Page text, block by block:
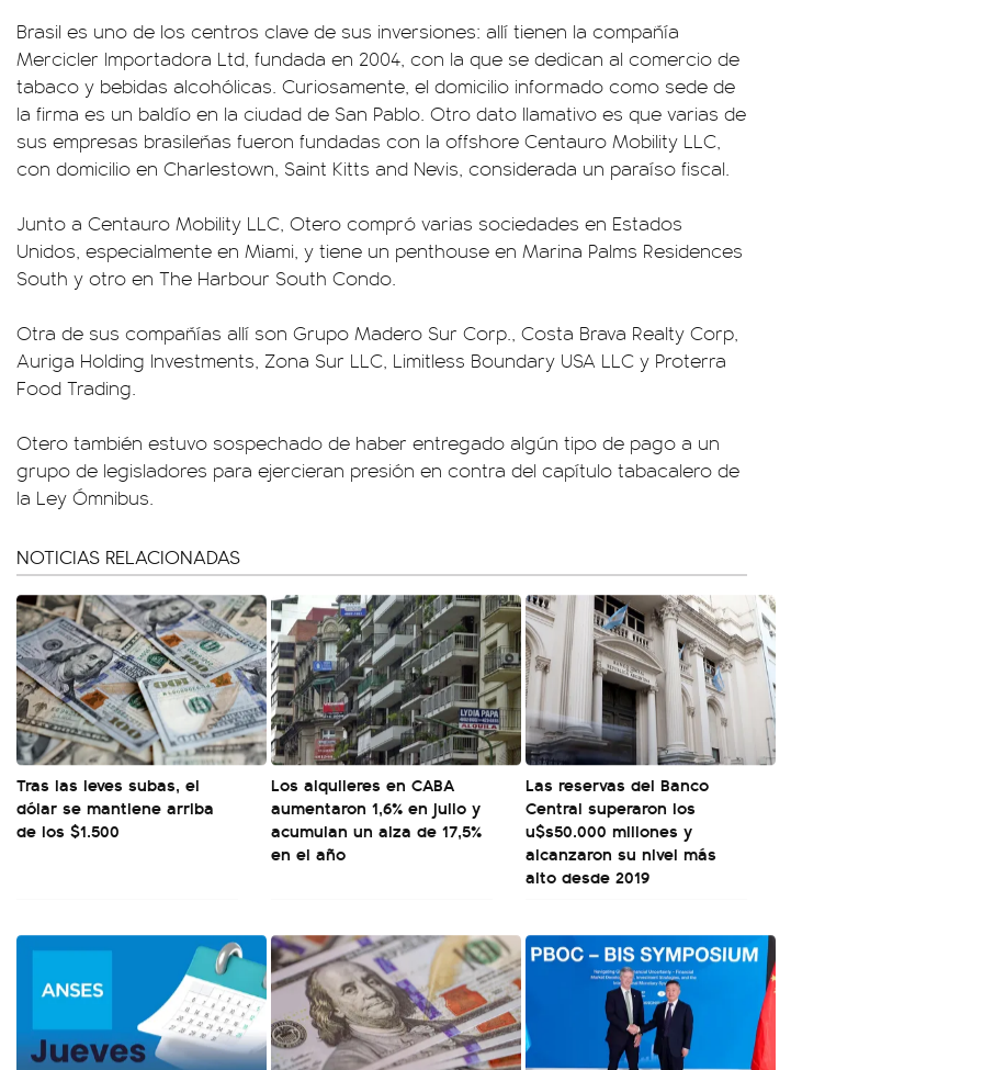
Brasil es uno de los centros clave de sus inversiones: allí tienen la compañía
Mercicler Importadora Ltd, fundada en 2004, con la que se dedican al comercio de
tabaco y bebidas alcohólicas. Curiosamente, el domicilio informado como sede de
la firma es un baldío en la ciudad de San Pablo. Otro dato llamativo es que varias de
sus empresas brasileñas fueron fundadas con la offshore Centauro Mobility LLC,
con domicilio en Charlestown, Saint Kitts and Nevis, considerada un paraíso fiscal.
Junto a Centauro Mobility LLC, Otero compró varias sociedades en Estados
Unidos, especialmente en Miami, y tiene un penthouse en Marina Palms Residences
South y otro en The Harbour South Condo.
Otra de sus compañías allí son Grupo Madero Sur Corp., Costa Brava Realty Corp,
Auriga Holding Investments, Zona Sur LLC, Limitless Boundary USA LLC y Proterra
Food Trading.
Otero también estuvo sospechado de haber entregado algún tipo de pago a un
grupo de legisladores para ejercieran presión en contra del capítulo tabacalero de
la Ley Ómnibus.
NOTICIAS RELACIONADAS
Tras las leves subas, el
dólar se mantiene arriba
de los $1.500
Los alquileres en CABA
aumentaron 1,6% en julio y
acumulan un alza de 17,5%
en el año
Las reservas del Banco
Central superaron los
u$s50.000 millones y
alcanzaron su nivel más
alto desde 2019